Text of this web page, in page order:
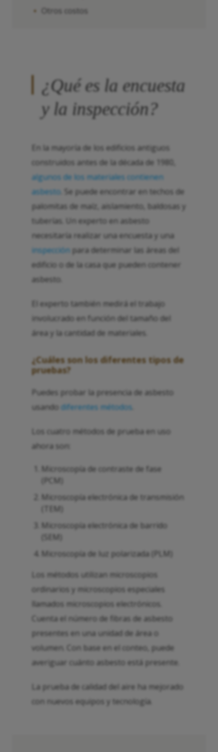
Otros costos
¿Qué es la encuesta
y la inspección?
En la mayoría de los edificios antiguos
construidos antes de la década de 1980,
algunos de los materiales contienen
asbesto . Se puede encontrar en techos de
palomitas de maíz, aislamiento, baldosas y
tuberías. Un experto en asbesto
necesitaría realizar una encuesta y una
inspección para determinar las áreas del
edificio o de la casa que pueden contener
asbesto.
El experto también medirá el trabajo
involucrado en función del tamaño del
área y la cantidad de materiales.
¿Cuáles son los diferentes tipos de
pruebas?
Puedes probar la presencia de asbesto
usando diferentes métodos
Los cuatro métodos de prueba en uso
ahora son:
Microscopía de contraste de fase
(PCM)
Microscopía electrónica de transmisión
(TEM)
Microscopía electrónica de barrido
(SEM)
Microscopía de luz polarizada (PLM)
Los métodos utilizan microscopios
ordinarios y microscopios especiales
llamados microscopios electrónicos.
Cuenta el número de fibras de asbesto
presentes en una unidad de área o
volumen. Con base en el conteo, puede
averiguar cuánto asbesto está presente.
La prueba de calidad del aire ha mejorado
con nuevos equipos y tecnología.